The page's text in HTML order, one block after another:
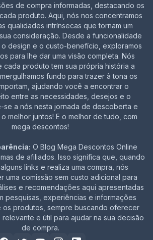
de compra informadas, destacando os
produto. Aqui, nós nos concentramos
qualidades intrínsecas que tornam um
consideração. Desde a funcionalidade
design e o custo-benefício, exploramos
para lhe dar uma visão completa. Nós
cada produto tem sua própria história a
fundo para trazer à tona os
ajudando você a encontrar o
entre as necessidades, desejos e o
se a nós nesta jornada de descoberta e
melhor juntos! E o melhor de tudo, com
mega descontos!
O Blog Mega Descontos Online
de afiliados. Isso significa que, quando
links e realiza uma compra, nós
uma comissão sem custo adicional para
e recomendações aqui apresentadas
pesquisas, experiências e informações
os produtos, sempre buscando oferecer
e útil para ajudar na sua decisão
de compra.